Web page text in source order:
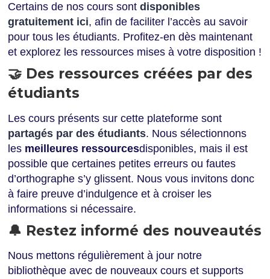
Certains de nos cours sontdisponibles
gratuitement ici, afin de faciliter l’accès au savoir
pour tous les étudiants. Profitez-en dès maintenant
et explorez les ressources mises à votre disposition !
🤝 Des ressources créées par des
étudiants
Les cours présents sur cette plateforme sont
partagés par des étudiants. Nous sélectionnons
les meilleures ressourcesdisponibles, mais il est
possible que certaines petites erreurs ou fautes
d’orthographe s’y glissent. Nous vous invitons donc
à faire preuve d’indulgence et à croiser les
informations si nécessaire.
🔔 Restez informé des nouveautés
Nous mettons régulièrement à jour notre
bibliothèque avec de nouveaux cours et supports